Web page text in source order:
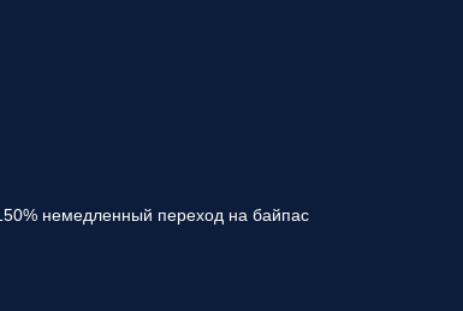
немедленный переход на байпас